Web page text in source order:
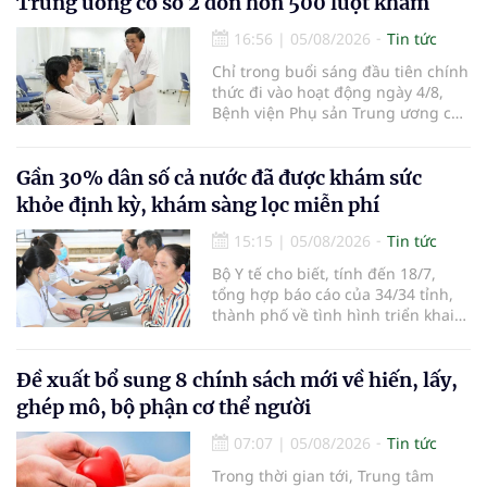
hàng không, thúc đẩy mở mới các
đường bay nội địa và quốc tế.
16:56 | 05/08/2026
Tin tức
Chỉ trong buổi sáng đầu tiên chính
thức đi vào hoạt động ngày 4/8,
Bệnh viện Phụ sản Trung ương cơ
em bé đầu tiên chào đời.
Gần 30% dân số cả nước đã được khám sức
khỏe định kỳ, khám sàng lọc miễn phí
15:15 | 05/08/2026
Tin tức
Bộ Y tế cho biết, tính đến 18/7,
tổng hợp báo cáo của 34/34 tỉnh,
thành phố về tình hình triển khai
nhận 32.286.360 người, chiếm gần
30% dân số cả nước đã được khám
sức khỏe định kỳ năm nay.
Đề xuất bổ sung 8 chính sách mới về hiến, lấy,
ghép mô, bộ phận cơ thể người
07:07 | 05/08/2026
Tin tức
Trong thời gian tới, Trung tâm